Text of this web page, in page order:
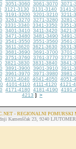
3051-3060 3061-3070
3071-
3121-3130 3131-3140
3141-
3191-3200 3201-3210
3211-
3261-3270 3271-3280
3281-
3331-3340 3341-3350
3351-
3401-3410 3411-3420
3421-
3471-3480 3481-3490
3491-
3541-3550 3551-3560
3561-
3611-3620 3621-3630
3631-
3681-3690 3691-3700
3701-
3751-3760 3761-3770
3771-
3821-3830 3831-3840
3841-
3891-3900 3901-3910
3911-
3961-3970 3971-3980
3981-
4031-4040 4041-4050
4051-
4101-4110 4111-4120
4121-
4171-4180 4181-4190
4191-
4213 ] >
- REGIONALNI POMURSKI
Kamenščak 23, 9240